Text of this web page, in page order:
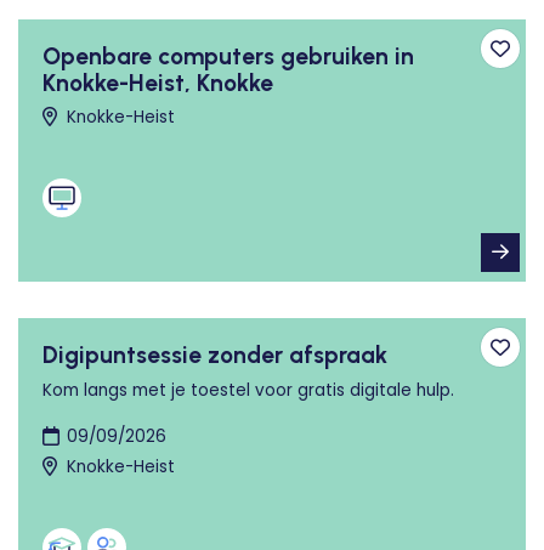
Openbare computers gebruiken in
Knokke-Heist, Knokke
Knokke-Heist
Digipuntsessie zonder afspraak
Kom langs met je toestel voor gratis digitale hulp.
09/09/2026
Knokke-Heist